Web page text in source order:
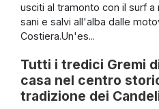
usciti al tramonto con il surf
sani e salvi all'alba dalle
Costiera.Un'es...
Tutti i tredici Gremi
casa nel centro
tradizione dei